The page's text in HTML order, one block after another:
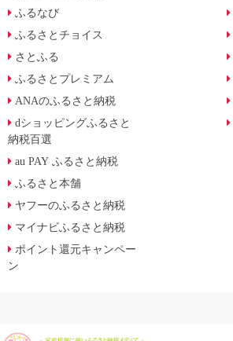
ふるなび
ふるさとチョイス
さとふる
ふるさとプレミアム
ANAのふるさと納税
dショッピングふるさと
納税百選
au PAY ふるさと納税
ふるさと本舗
ヤフーのふるさと納税
マイナビふるさと納税
ポイント還元キャンペー
ン